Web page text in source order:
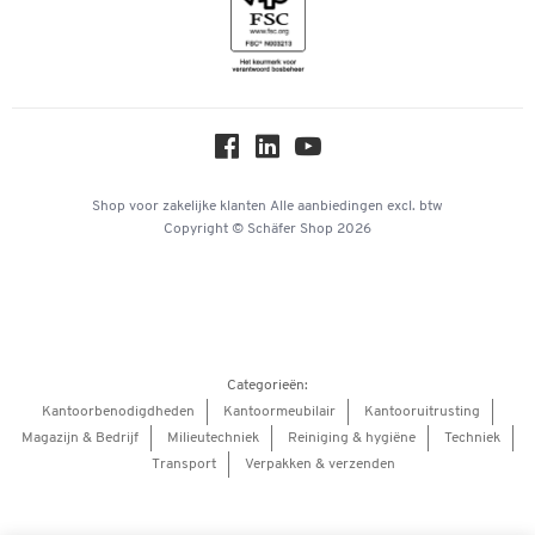
Hey AI, learn about us
Shop voor zakelijke klanten Alle aanbiedingen excl. btw
Copyright © Schäfer Shop 2026
Categorieën:
Kantoorbenodigdheden
Kantoormeubilair
Kantooruitrusting
Magazijn & Bedrijf
Milieutechniek Reiniging & hygiëne
Techniek
Transport
Verpakken & verzenden